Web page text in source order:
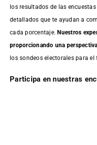
los resultados de las
detallados que te ayudan a
cada porcentaje. Nuestros
proporcionando una
los sondeos electorales para
Participa en nuestras